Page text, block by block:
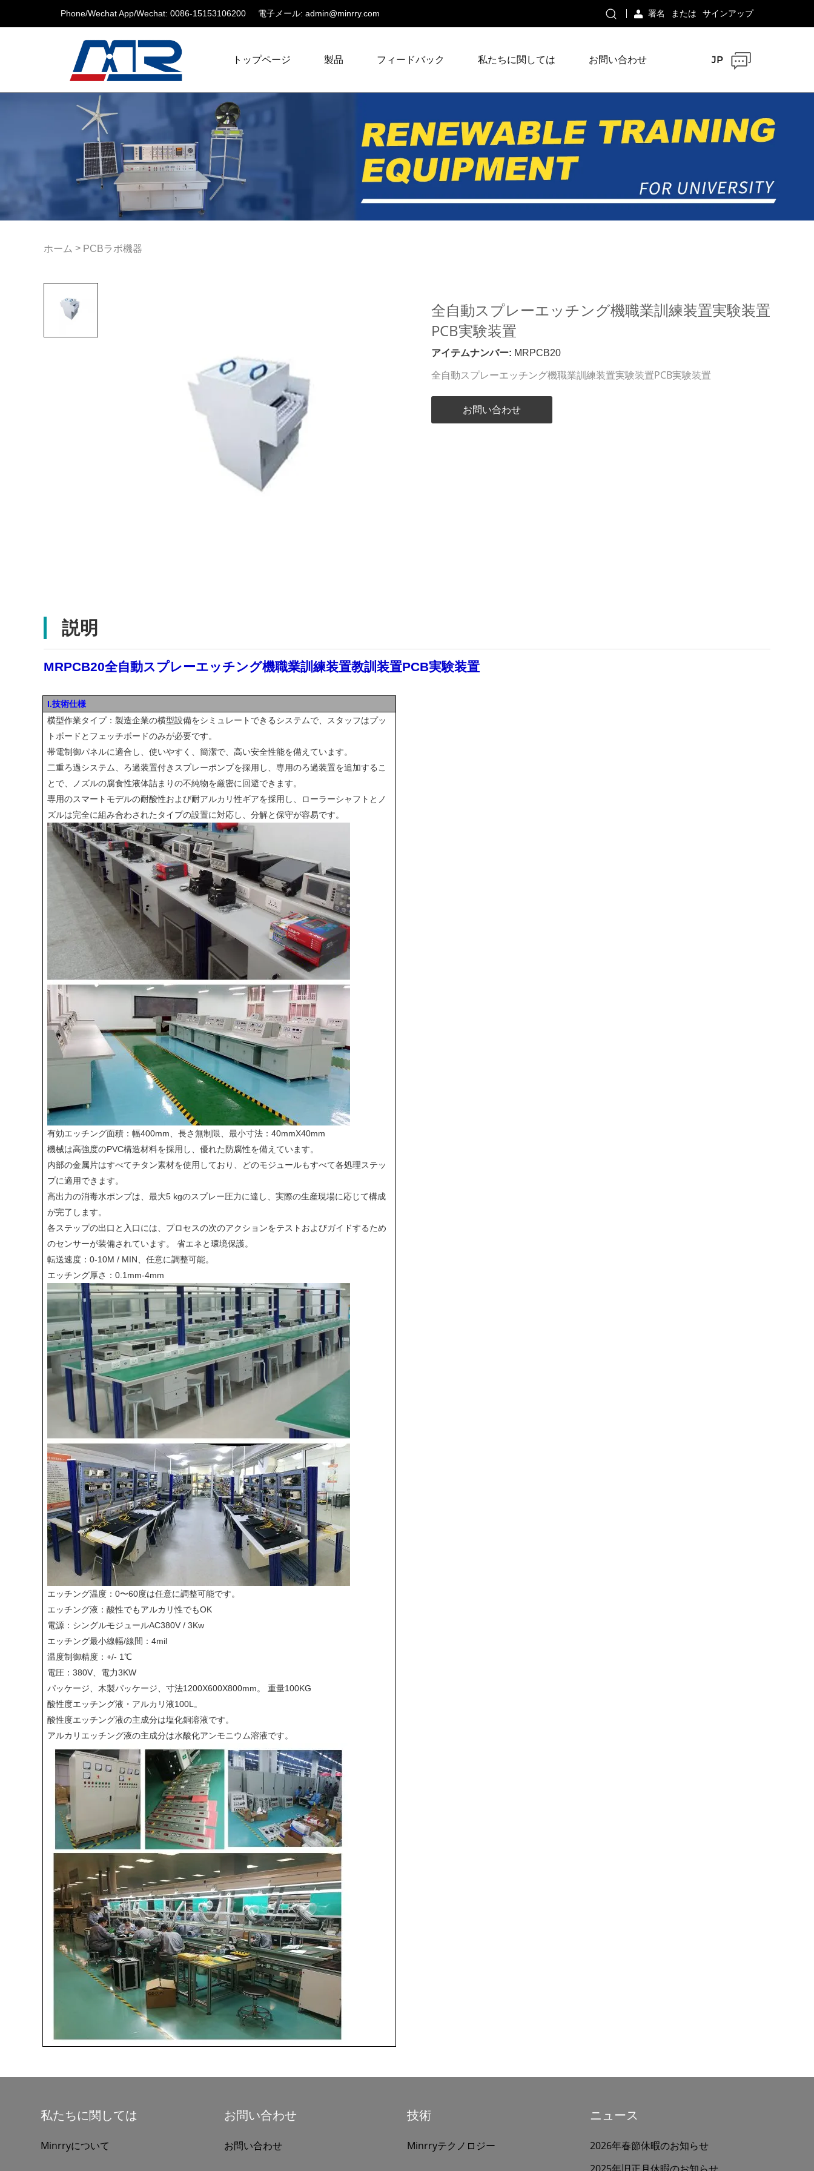
Phone/Wechat App/Wechat: 0086-15153106200 電子メール: admin@minrry.com 署名 または サインアップ
トップページ 製品 フィードバック 私たちに関しては お問い合わせ JP
ホーム > PCBラボ機器
全自動スプレーエッチング機職業訓練装置実験装置
PCB実験装置
アイテムナンバー: MRPCB20
全自動スプレーエッチング機職業訓練装置実験装置PCB実験装置
お問い合わせ
説明
MRPCB20全自動スプレーエッチング機職業訓練装置教訓装置PCB実験装置
I.技術仕様
横型作業タイプ：製造企業の横型設備をシミュレートできるシステムで、スタッフはプッ
トボードとフェッチボードのみが必要です。
帯電制御パネルに適合し、使いやすく、簡潔で、高い安全性能を備えています。
二重ろ過システム、ろ過装置付きスプレーポンプを採用し、専用のろ過装置を追加するこ
とで、ノズルの腐食性液体詰まりの不純物を厳密に回避できます。
専用のスマートモデルの耐酸性および耐アルカリ性ギアを採用し、ローラーシャフトとノ
ズルは完全に組み合わされたタイプの設置に対応し、分解と保守が容易です。
有効エッチング面積：幅400mm、長さ無制限、最小寸法：40mmX40mm
機械は高強度のPVC構造材料を採用し、優れた防腐性を備えています。
内部の金属片はすべてチタン素材を使用しており、どのモジュールもすべて各処理ステッ
プに適用できます。
高出力の消毒水ポンプは、最大5 kgのスプレー圧力に達し、実際の生産現場に応じて構成
が完了します。
各ステップの出口と入口には、プロセスの次のアクションをテストおよびガイドするため
のセンサーが装備されています。 省エネと環境保護。
転送速度：0-10M / MIN、任意に調整可能。
エッチング厚さ：0.1mm-4mm
エッチング温度：0〜60度は任意に調整可能です。
エッチング液：酸性でもアルカリ性でもOK
電源：シングルモジュールAC380V / 3Kw
エッチング最小線幅/線間：4mil
温度制御精度：+/- 1℃
電圧：380V、電力3KW
パッケージ、木製パッケージ、寸法1200X600X800mm。 重量100KG
酸性度エッチング液・アルカリ液100L。
酸性度エッチング液の主成分は塩化銅溶液です。
アルカリエッチング液の主成分は水酸化アンモニウム溶液です。
私たちに関しては
Minrryについて
お問い合わせ
お問い合わせ
技術
Minrryテクノロジー
ニュース
2026年春節休暇のお知らせ